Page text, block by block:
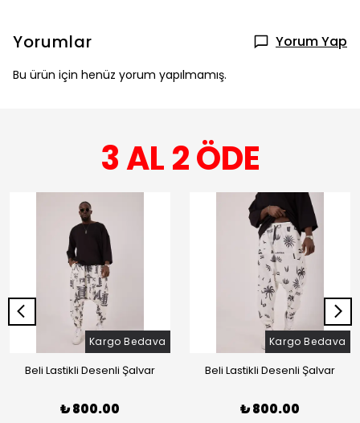
Yorumlar Yorum Yap
Bu ürün için henüz yorum yapılmamış.
3 AL 2 ÖDE
Kargo Bedava
Beli Lastikli Desenli Şalvar
₺ 800.00
Kargo Bedava
Beli Lastikli Desenli Şalvar
₺ 800.00